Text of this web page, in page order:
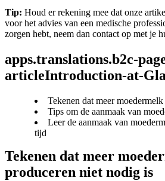
Tip: Houd er rekening mee dat onze
voor het advies van een medische
zorgen hebt, neem dan contact op met je
apps.translations.b2c-
articleIntroduction-at-
Tekenen dat meer
Tips om de aanmaak van
Leer de aanmaak van
tijd
Tekenen dat meer
produceren niet nodig is